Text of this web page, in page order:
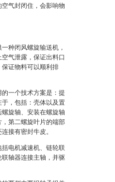
气封闭住，会影响物
种闭风螺旋输送机，
气泄露，保证出料口
证物料可以顺利排
一个技术方案是：提
，包括：壳体以及置
旋轴、安装在螺旋轴
第二螺旋叶片的端部
接有密封牛皮。
电机减速机、链轮联
轴器连接主轴，并驱